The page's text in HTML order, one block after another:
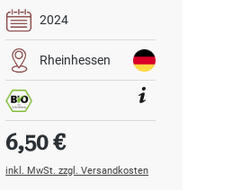
2024
Rheinhessen
Regulärer Preis:
6,50 €
inkl. MwSt. zzgl. Versandkosten